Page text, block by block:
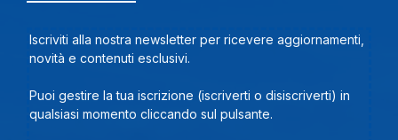
Iscriviti alla nostra newsletter per ricevere aggiornamenti,
novità e contenuti esclusivi.
Puoi gestire la tua iscrizione (iscriverti o disiscriverti) in
qualsiasi momento cliccando sul pulsante.